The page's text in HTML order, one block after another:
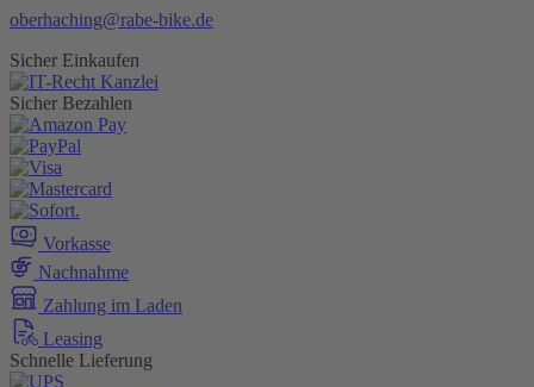
oberhaching@rabe-bike.de
Sicher Einkaufen
Sicher Bezahlen
Vorkasse
Nachnahme
Zahlung im Laden
Leasing
Schnelle Lieferung